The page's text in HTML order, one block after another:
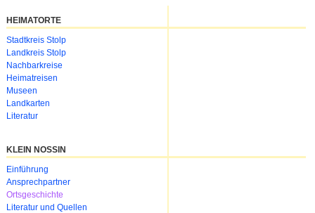
HEIMATORTE
Navigation
überspringen
Stadtkreis Stolp
Landkreis Stolp
Nachbarkreise
Heimatreisen
Museen
Landkarten
Literatur
KLEIN NOSSIN
Navigation
überspringen
Einführung
Ansprechpartner
Ortsgeschichte
Literatur und Quellen